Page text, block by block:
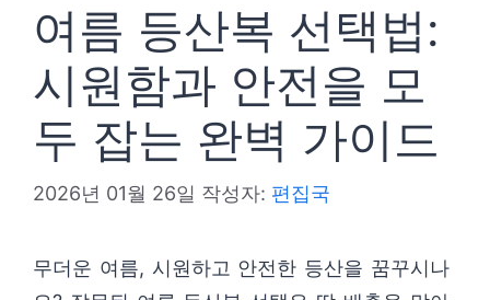
여름 등산복 선택법:
시원함과 안전을 모
두 잡는 완벽 가이드
2026년 01월 26일 작성자: 편집국
무더운 여름, 시원하고 안전한 등산을 꿈꾸시나